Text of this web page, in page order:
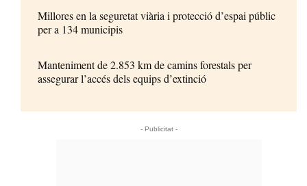
Millores en la seguretat viària i protecció d’espai públic
per a 134 municipis
Manteniment de 2.853 km de camins forestals per
assegurar l’accés dels equips d’extinció
- Publicitat -